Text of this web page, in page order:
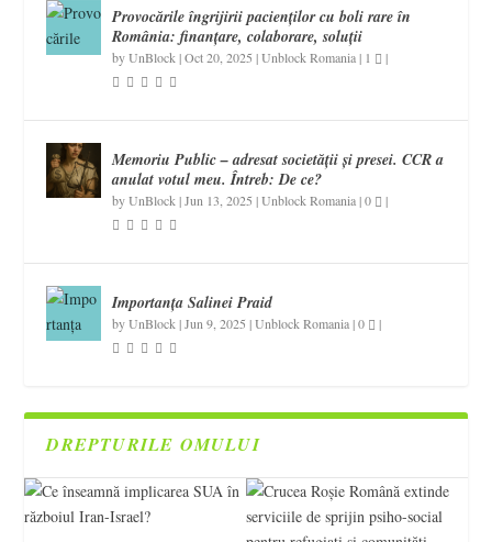
Provocările îngrijirii pacienților cu boli rare în
România: finanțare, colaborare, soluții
byUnBlock |Oct 20, 2025 |Unblock Romania| 1 |
Memoriu Public – adresat societății și presei. CCR a
anulat votul meu. Întreb: De ce?
byUnBlock |Jun 13, 2025 |Unblock Romania|0 |
Importanța Salinei Praid
byUnBlock |Jun 9, 2025 |Unblock Romania|0 |
DREPTURILE OMULUI